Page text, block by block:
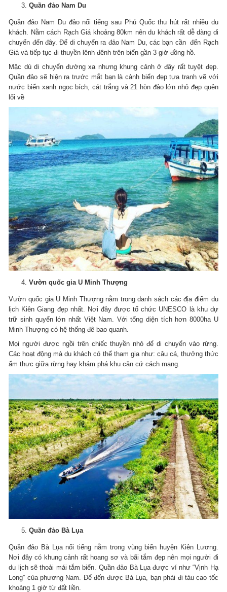
Quần đảo Nam Du
Quần đảo Nam Du đảo nổi tiếng sau Phú Quốc thu hút rất nhiều du
khách. Nằm cách Rạch Giá khoảng 80km nên du khách rất dễ dàng di
chuyển đến đây. Để di chuyển ra đảo Nam Du, các bạn cần đến Rạch
Giá và tiếp tục đi thuyền lênh đênh trên biển gần 3 giờ đồng hồ.
Mặc dù di chuyển đường xa nhưng khung cảnh ở đây rất tuyệt đẹp.
Quần đảo sẽ hiện ra trước mắt bạn là cảnh biển đẹp tựa tranh vẽ với
nước biển xanh ngọc bích, cát trắng và 21 hòn đảo lớn nhỏ đẹp quên
lối về
Vườn quốc gia U Minh Thượng
Vườn quốc gia U Minh Thượng nằm trong danh sách các địa điểm du
lịch Kiên Giang đẹp nhất. Nơi đây được tổ chức UNESCO là khu dự
trữ sinh quyển lớn nhất Việt Nam. Với tổng diện tích hơn 8000ha U
Minh Thượng có hệ thống đê bao quanh.
Mọi người được ngồi trên chiếc thuyền nhỏ để di chuyển vào rừng.
Các hoạt động mà du khách có thể tham gia như: câu cá, thưởng thức
ẩm thực giữa rừng hay khám phá khu căn cứ cách mạng.
Quần đảo Bà Lụa
Quần đảo Bà Lụa nổi tiếng nằm trong vùng biển huyện Kiên Lương.
Nơi đây có khung cảnh rất hoang sơ và bãi tắm đẹp nên mọi người đi
du lịch sẽ thoải mái tắm biển. Quần đảo Bà Lụa được ví như “Vịnh Hạ
Long” của phương Nam. Để đến được Bà Lụa, bạn phải đi tàu cao tốc
khoảng 1 giờ từ đất liền.